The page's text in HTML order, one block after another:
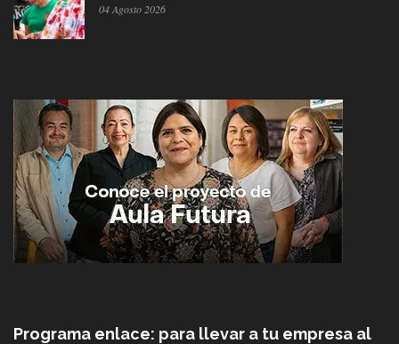
04 Agosto 2026
Programa enlace: para llevar a tu empresa al